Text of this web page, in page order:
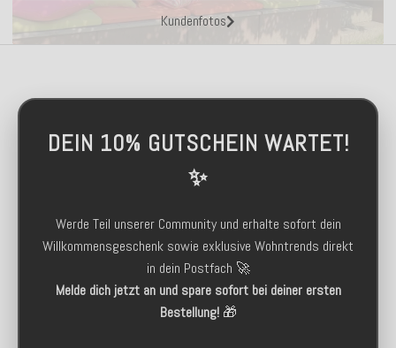
Kundenfotos
DEIN 10% GUTSCHEIN WARTET!
✨
Werde Teil unserer Community und erhalte sofort dein
Willkommensgeschenk sowie exklusive Wohntrends direkt
in dein Postfach 🚀
Melde dich jetzt an und spare sofort bei deiner ersten
Bestellung!🎁